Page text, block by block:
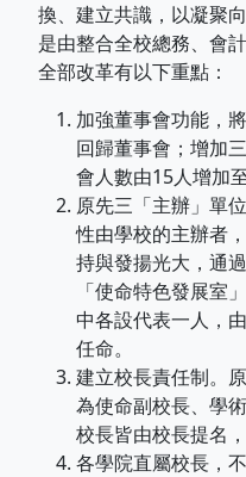
換、建立共識，以凝聚
是由整合全校總務、會
全部改革有以下重點：
加強董事會功能，
回歸董事會；增加
會人數由15人增加至
原先三「主辦」單
性由學校的主辦者
持與發揚光大，通
「使命特色發展室
中各設代表一人，
任命。
建立校長責任制。
為使命副校長、學
校長皆由校長提名
各學院直屬校長，